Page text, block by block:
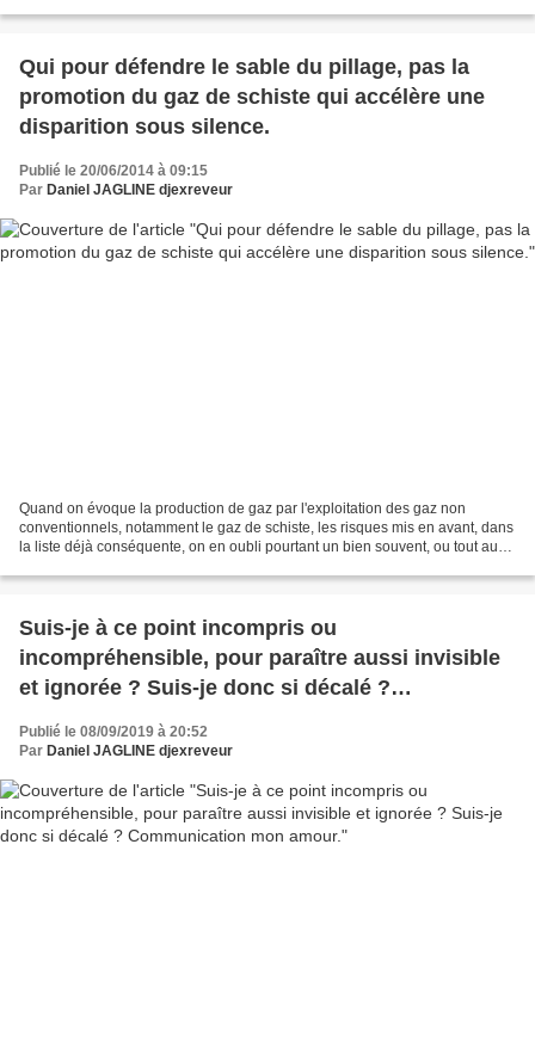
Qui pour défendre le sable du pillage, pas la
promotion du gaz de schiste qui accélère une
disparition sous silence.
Publié le 20/06/2014 à 09:15
Par Daniel JAGLINE djexreveur
Quand on évoque la production de gaz par l'exploitation des gaz non
conventionnels, notamment le gaz de schiste, les risques mis en avant, dans
la liste déjà conséquente, on en oubli pourtant un bien souvent, ou tout au
Suis-je à ce point incompris ou
incompréhensible, pour paraître aussi invisible
et ignorée ? Suis-je donc si décalé ?
Communication mon amour.
Publié le 08/09/2019 à 20:52
Par Daniel JAGLINE djexreveur